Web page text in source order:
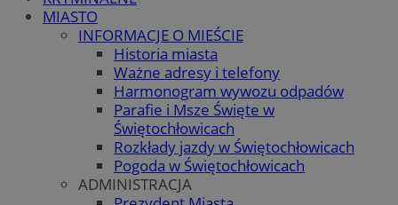
MIASTO
INFORMACJE O MIEŚCIE
Historia miasta
Ważne adresy i telefony
Harmonogram wywozu odpadów
Parafie i Msze Święte w
Świętochłowicach
Rozkłady jazdy w Świętochłowicach
Pogoda w Świętochłowicach
ADMINISTRACJA